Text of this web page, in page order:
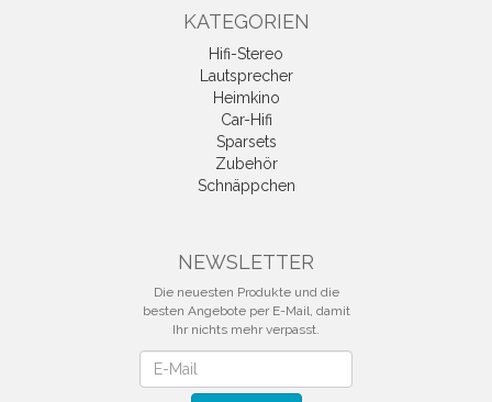
KATEGORIEN
Hifi-Stereo
Lautsprecher
Heimkino
Car-Hifi
Sparsets
Zubehör
Schnäppchen
NEWSLETTER
Die neuesten Produkte und die
besten Angebote per E-Mail, damit
Ihr nichts mehr verpasst.